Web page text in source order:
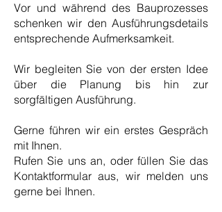
Vor und während des Bauprozesses
schenken wir den Ausführungsdetails
entsprechende Aufmerksamkeit.
Wir begleiten Sie von der ersten Idee
über die Planung bis hin zur
sorgfältigen Ausführung.
Gerne führen wir ein erstes Gespräch
mit Ihnen.
Rufen Sie uns an, oder füllen Sie das
Kontaktformular aus, wir melden uns
gerne bei Ihnen.